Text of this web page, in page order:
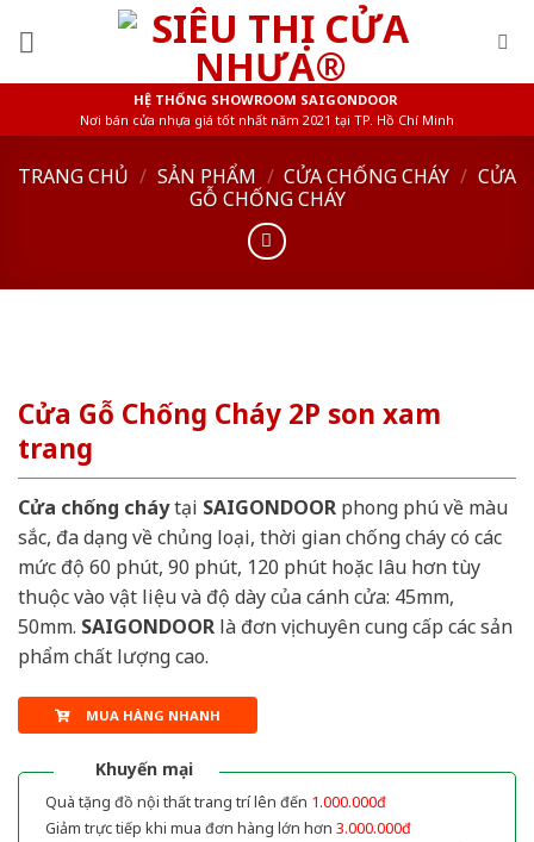
HỆ THỐNG SHOWROOM SAIGONDOOR
Nơi bán cửa nhựa giá tốt nhất năm 2021 tại TP. Hồ Chí Minh
TRANG CHỦ / SẢN PHẨM / CỬA CHỐNG CHÁY / CỬA
GỖ CHỐNG CHÁY
Cửa Gỗ Chống Cháy 2P son xam
trang
Cửa chống cháytại SAIGONDOOR phong phú về màu
sắc, đa dạng về chủng loại, thời gian chống cháy có các
mức độ 60 phút, 90 phút, 120 phút hoặc lâu hơn tùy
thuộc vào vật liệu và độ dày của cánh cửa: 45mm,
50mm. SAIGONDOOR là đơn vị chuyên cung cấp các sản
phẩm chất lượng cao.
MUA HÀNG NHANH
Khuyến mại
Quà tặng đồ nội thất trang trí lên đến 1.000.000đ
Giảm trực tiếp khi mua đơn hàng lớn hơn 3.000.000đ